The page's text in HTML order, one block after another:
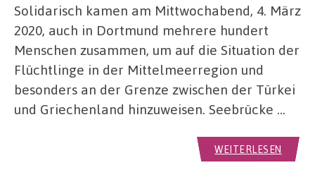
Solidarisch kamen am Mittwochabend, 4. März
2020, auch in Dortmund mehrere hundert
Menschen zusammen, um auf die Situation der
Flüchtlinge in der Mittelmeerregion und
besonders an der Grenze zwischen der Türkei
und Griechenland hinzuweisen. Seebrücke …
WEITERLESEN